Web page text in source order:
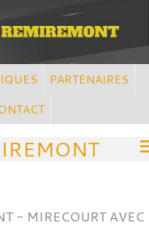
PARTENAIRES
- MIRECOURT AVEC